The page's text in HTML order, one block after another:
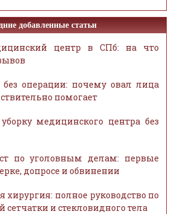
добавленные статьи
центр в СПб: на что
операции: почему овал лица
помогает
медицинского центра без
по уголовным делам: первые
допросе и обвинении
хирургия: полное руководство по
и стекловидного тела